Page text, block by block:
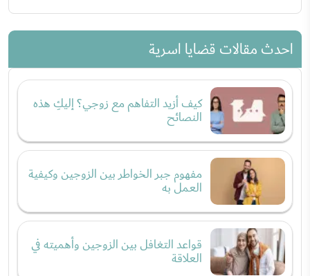
احدث مقالات قضايا اسرية
كيف أزيد التفاهم مع زوجي؟ إليكِ هذه
النصائح
مفهوم جبر الخواطر بين الزوجين وكيفية
العمل به
قواعد التغافل بين الزوجين وأهميته في
العلاقة